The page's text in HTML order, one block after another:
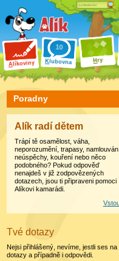
Alíkoviny Klubovna Hry
Poradny
Alík radí dětem
Trápí tě osamělost, váha,
neporozumění, trapasy,
neúspěchy, kouření nebo něco
podobného? Pokud odpověď
nenajdeš v již zodpovězených
dotazech, jsou ti připraveni pomoci
Alíkovi kamarádi.
Tvé dotazy
Nejsi přihlášený, nevíme, jestli ses
dotazy a případně i odpovědi.